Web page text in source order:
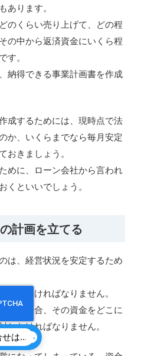
あります。
のくらい売り上げて、どの程
の中から返済資金にいくら程
す。
納得できる事業計画書を作成
成するためには、現時点で法
か、いくらまでなら毎月安定
おきましょう。
めに、ローン会社から言われ
くといいでしょう。
計画を立てる
は、経営状況を安定するため
にしなければなりません。
する場合、その資金をどこに
しなければなりません。
お申し込み・お問合せはこちら